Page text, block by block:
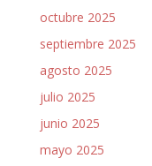
octubre 2025
septiembre 2025
agosto 2025
julio 2025
junio 2025
mayo 2025